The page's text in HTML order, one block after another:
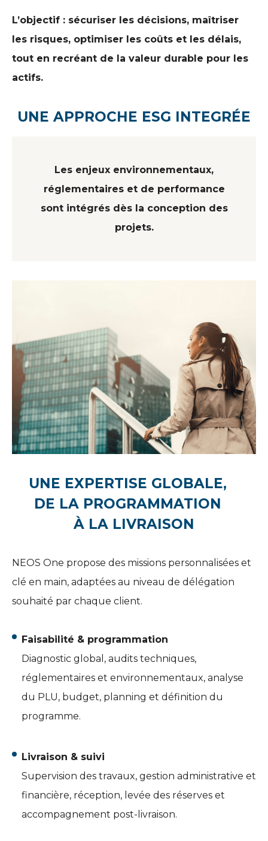
L’objectif : sécuriser les décisions, maîtriser
les risques, optimiser les coûts et les délais,
tout en recréant de la valeur durable pour les
actifs.
UNE APPROCHE ESG INTEGRÉE
Les enjeux environnementaux,
réglementaires et de performance
sont intégrés dès la conception des
projets.
UNE EXPERTISE GLOBALE,
DE LA PROGRAMMATION
À LA LIVRAISON
NEOS One propose des missions personnalisées et
clé en main, adaptées au niveau de délégation
souhaité par chaque client.
Faisabilité & programmation
Diagnostic global, audits techniques,
réglementaires et environnementaux, analyse
du PLU, budget, planning et définition du
programme.
Livraison & suivi
Supervision des travaux, gestion administrative et
financière, réception, levée des réserves et
accompagnement post-livraison.